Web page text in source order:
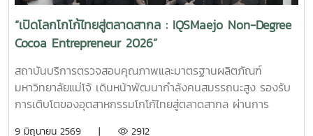
ประกอบการฐานสมุนไพร เชื่อมโยงแหล่งทุน สร้างเครือข่าย และ
ขยายโอกาสทางธุรกิจสู่ตลาดทั้งในและต่างประเทศ การเข้าร่วม
มหกรรมสมุนไพรแห่งชาติ ครั้งที่ 23 ในครั้งนี้ สะท้อนบทบาท
ของ อินทขิลโมเดล ในการนำผลงานวิจัยและนวัตกรรมไปใช้
ประโยชน์จริง เพื่อขับเคลื่อน เศรษฐกิจสุขภาพ (Health
Economy) และ เศรษฐกิจชีวภาพ (Bioeconomy) สร้างรายได้
ยอมรับในระดับประเทศและสากล
“เปิดโลกโกโก้ไทยสู่ตลาดสากล : IQSMaejo Non-Degree
Cocoa Entrepreneur 2026”
สถาบันบริการตรวจสอบคุณภาพและมาตรฐานผลิตภัณฑ์
มหาวิทยาลัยแม่โจ้ เดินหน้าพัฒนากำลังคนสมรรถนะสูง รองรับ
การเติบโตของอุตสาหกรรมโกโก้ไทยสู่ตลาดสากล ผ่านการ
9 มิถุนายน 2569 | 2912